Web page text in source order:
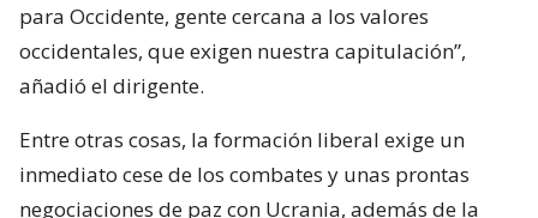
para Occidente, gente cercana a los valores
occidentales, que exigen nuestra capitulación”,
añadió el dirigente.
Entre otras cosas, la formación liberal exige un
inmediato cese de los combates y unas prontas
negociaciones de paz con Ucrania, además de la